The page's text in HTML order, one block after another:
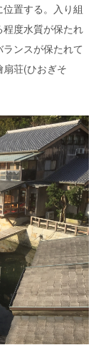
置する。入り組
度水質が保たれ
ンスが保たれて
荘(ひおぎそ